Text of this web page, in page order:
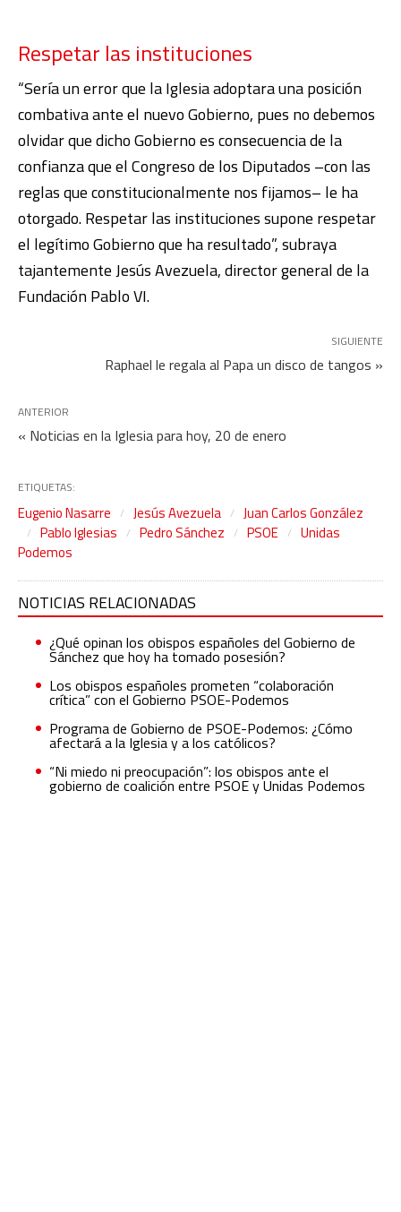
Respetar las instituciones
“Sería un error que la Iglesia adoptara una posición
combativa ante el nuevo Gobierno, pues no debemos
olvidar que dicho Gobierno es consecuencia de la
confianza que el Congreso de los Diputados –con las
reglas que constitucionalmente nos fijamos– le ha
otorgado. Respetar las instituciones supone respetar
el legítimo Gobierno que ha resultado”, subraya
tajantementeJesús Avezuela, director general de la
Fundación Pablo VI.
SIGUIENTE
Raphael le regala al Papa un disco de tangos »
ANTERIOR
« Noticias en la Iglesia para hoy, 20 de enero
ETIQUETAS:
Eugenio Nasarre Jesús Avezuela
Juan Carlos González
Pablo Iglesias
Pedro Sánchez PSOE
Unidas
Podemos
NOTICIAS RELACIONADAS
¿Qué opinan los obispos españoles del Gobierno de
Sánchez que hoy ha tomado posesión?
Los obispos españoles prometen “colaboración
crítica” con el Gobierno PSOE-Podemos
Programa de Gobierno de PSOE-Podemos: ¿Cómo
afectará a la Iglesia y a los católicos?
“Ni miedo ni preocupación”: los obispos ante el
gobierno de coalición entre PSOE y Unidas Podemos